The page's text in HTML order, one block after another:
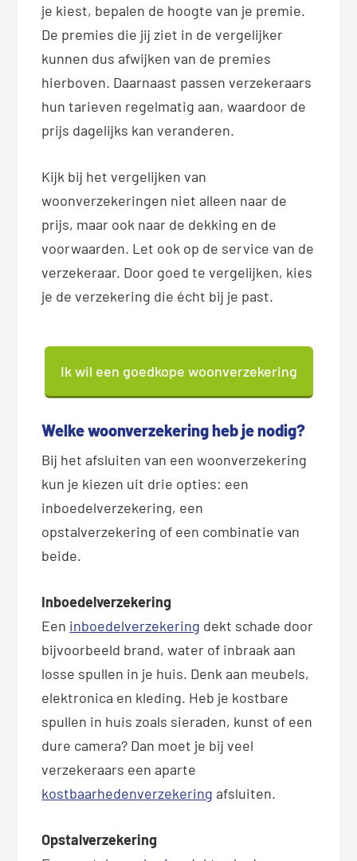
je kiest, bepalen de hoogte van je premie.
De premies die jij ziet in de vergelijker
kunnen dus afwijken van de premies
hierboven. Daarnaast passen verzekeraars
hun tarieven regelmatig aan, waardoor de
prijs dagelijks kan veranderen.
Kijk bij het vergelijken van
woonverzekeringen niet alleen naar de
prijs, maar ook naar de dekking en de
voorwaarden. Let ook op de service van de
verzekeraar. Door goed te vergelijken, kies
je de verzekering die écht bij je past.
Ik wil een goedkope woonverzekering
Welke woonverzekering heb je nodig?
Bij het afsluiten van een woonverzekering
kun je kiezen uit drie opties: een
inboedelverzekering, een
opstalverzekering of een combinatie van
beide.
Inboedelverzekering
Een inboedelverzekering dekt schade door
bijvoorbeeld brand, water of inbraak aan
losse spullen in je huis. Denk aan meubels,
elektronica en kleding. Heb je kostbare
spullen in huis zoals sieraden, kunst of een
dure camera? Dan moet je bij veel
verzekeraars een aparte
kostbaarhedenverzekering afsluiten.
Opstalverzekering